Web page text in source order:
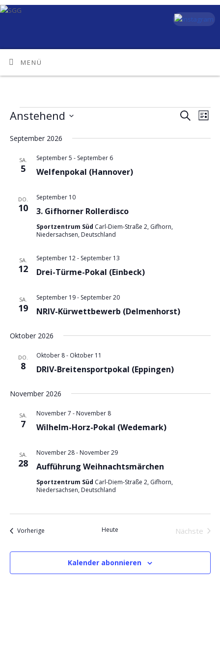
MENÜ
SucheListe
Anstehend
wählen.
September 2026
SA.
5 Welfenpokal (Hannover)
September 5 - September 6
DO.
10 3. Gifhorner Rollerdisco
September 10
Sportzentrum Süd Carl-Diem-Straße 2, Gifhorn,
Niedersachsen, Deutschland
SA.
12 Drei-Türme-Pokal (Einbeck)
September 12- September 13
SA.
19 NRIV-Kürwettbewerb (Delmenhorst)
September 19- September 20
Oktober 2026
DO.
8 DRIV-Breitensportpokal (Eppingen)
Oktober 8- Oktober 11
November 2026
SA.
7 Wilhelm-Horz-Pokal (Wedemark)
November 7 - November 8
SA.
28 Aufführung Weihnachtsmärchen
November 28- November 29
Sportzentrum Süd Carl-Diem-Straße 2, Gifhorn,
Niedersachsen, Deutschland
VorherigeVeranstaltungen Heute
Nächste
Kalender abonnieren